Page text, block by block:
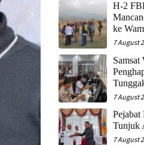
H-2
ke
7 August
Samsat
7 August
Pejabat
Tunjuk
7 August